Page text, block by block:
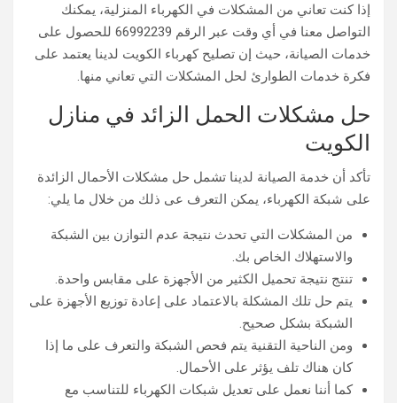
إذا كنت تعاني من المشكلات في الكهرباء المنزلية، يمكنك
التواصل معنا في أي وقت عبر الرقم 66992239 للحصول على
خدمات الصيانة، حيث إن تصليح كهرباء الكويت لدينا يعتمد على
فكرة خدمات الطوارئ لحل المشكلات التي تعاني منها.
حل مشكلات الحمل الزائد في منازل
الكويت
تأكد أن خدمة الصيانة لدينا تشمل حل مشكلات الأحمال الزائدة
على شبكة الكهرباء، يمكن التعرف عى ذلك من خلال ما يلي:
من المشكلات التي تحدث نتيجة عدم التوازن بين الشبكة
والاستهلاك الخاص بك.
تنتج نتيجة تحميل الكثير من الأجهزة على مقابس واحدة.
يتم حل تلك المشكلة بالاعتماد على إعادة توزيع الأجهزة على
الشبكة بشكل صحيح.
ومن الناحية التقنية يتم فحص الشبكة والتعرف على ما إذا
كان هناك تلف يؤثر على الأحمال.
كما أننا نعمل على تعديل شبكات الكهرباء للتناسب مع